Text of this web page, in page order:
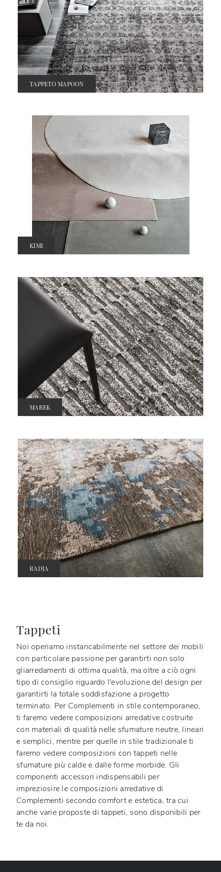
TAPPETO MAPOON
KIMI
MAREK
RADJA
Tappeti
Noi operiamo instancabilmente nel settore dei mobili
con particolare passione per garantirti non solo
gliarredamenti di ottima qualità, ma oltre a ciò ogni
tipo di consiglio riguardo l'evoluzione del design per
garantirti la totale soddisfazione a progetto
terminato. Per Complementi in stile contemporaneo,
ti faremo vedere composizioni arredative costruite
con materiali di qualità nelle sfumature neutre, lineari
e semplici, mentre per quelle in stile tradizionale ti
faremo vedere composizioni con tappeti nelle
sfumature più calde e dalle forme morbide. Gli
componenti accessori indispensabili per
impreziosire le composizioni arredative di
Complementi secondo comfort e estetica, tra cui
anche varie proposte di tappeti, sono disponibili per
te da noi.